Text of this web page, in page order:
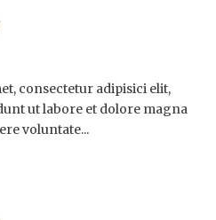
consectetur adipisici elit,
ut labore et dolore magna
voluntate...